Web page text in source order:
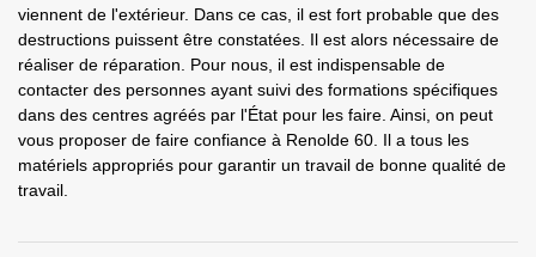
viennent de l'extérieur. Dans ce cas, il est fort probable que des
destructions puissent être constatées. Il est alors nécessaire de
réaliser de réparation. Pour nous, il est indispensable de
contacter des personnes ayant suivi des formations spécifiques
dans des centres agréés par l'État pour les faire. Ainsi, on peut
vous proposer de faire confiance à Renolde 60. Il a tous les
matériels appropriés pour garantir un travail de bonne qualité de
travail.